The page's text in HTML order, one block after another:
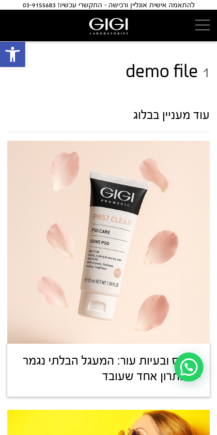
להתאמה אישית אונליין ורכישה - התקשרי עכשיו! 03-9155683
demo file 1
עוד מעניין בבלוג
סטרס ובעיות עור: המעגל הבלתי נגמר
– ופתרון אחד שעובד